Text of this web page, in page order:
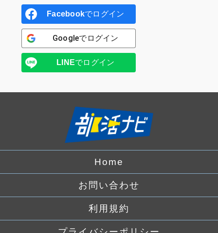
Facebookでログイン
Googleでログイン
LINEでログイン
Home
お問い合わせ
利用規約